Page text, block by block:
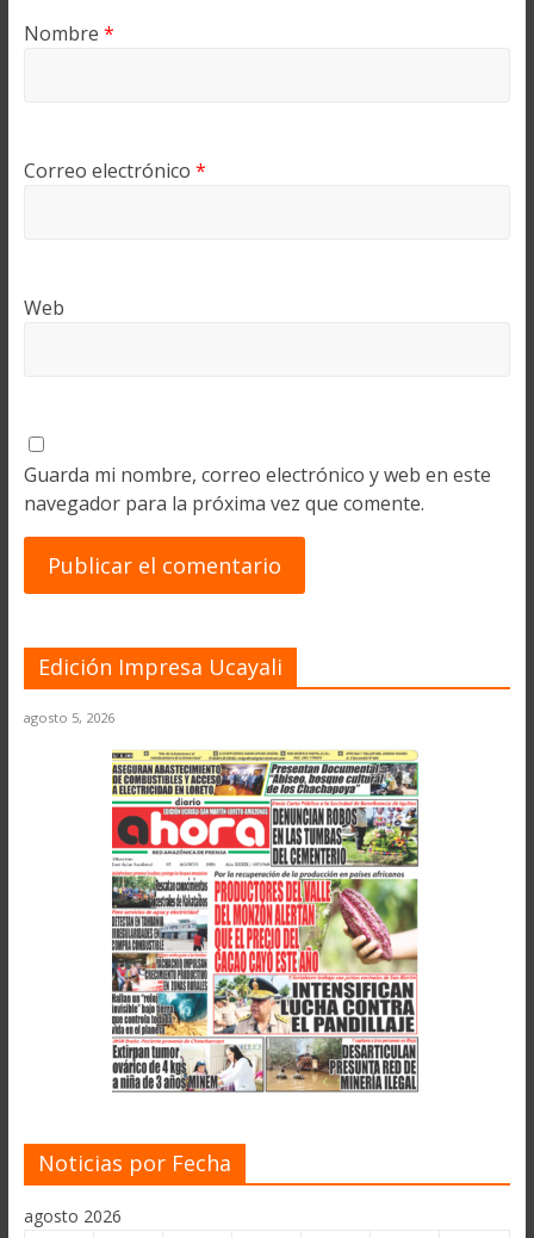
Nombre *
Correo electrónico *
Web
Guarda mi nombre, correo electrónico y web en este
navegador para la próxima vez que comente.
Edición Impresa Ucayali
agosto 5, 2026
Noticias por Fecha
agosto 2026